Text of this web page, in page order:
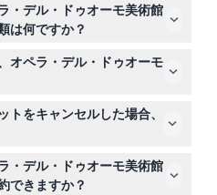
・デル・ドゥオーモ美術館
は何ですか？
オンライン予約確認書だけが
覆う適切な服装が必要なこと
オペラ・デル・ドゥオーモ
は無料で入場できますが、
。12歳以上の子供は通常の大
をキャンセルした場合、
セルできませんので、ご予約
。
・デル・ドゥオーモ美術館
できますか？